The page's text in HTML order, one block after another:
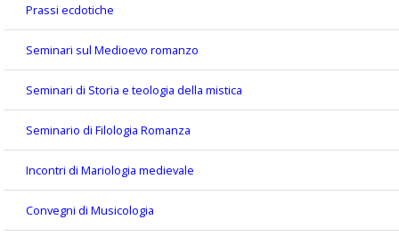
Prassi ecdotiche
Seminari sul Medioevo romanzo
Seminari di Storia e teologia della mistica
Seminario di Filologia Romanza
Incontri di Mariologia medievale
Convegni di Musicologia